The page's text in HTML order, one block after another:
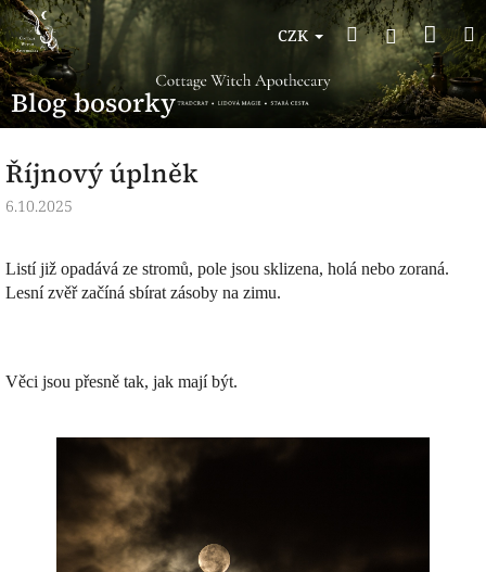
Přejít
na
obsah
CZK Hledat
Blog bosorky
Říjnový úplněk
6.10.2025
Listí již opadává ze stromů, pole jsou sklizena, holá nebo zoraná.
Lesní zvěř začíná sbírat zásoby na zimu.
Věci jsou přesně tak, jak mají být.